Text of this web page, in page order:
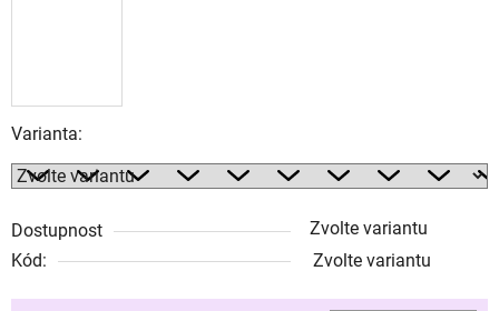
Varianta:
Dostupnost
Zvolte variantu
Kód:
Zvolte variantu